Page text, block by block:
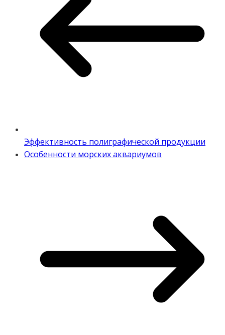
Эффективность полиграфической продукции
Особенности морских аквариумов